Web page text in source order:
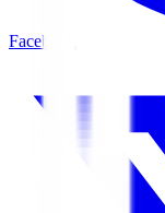
Facebook